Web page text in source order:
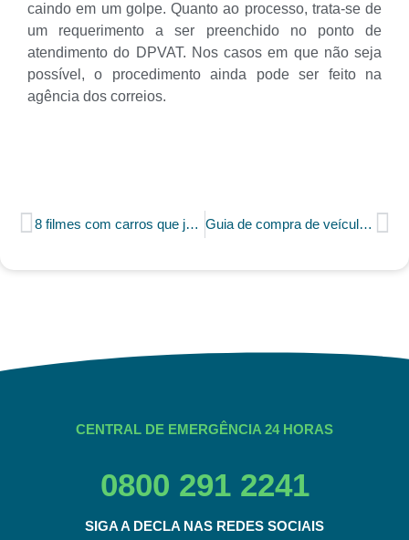
caindo em um golpe. Quanto ao processo, trata-se de
um requerimento a ser preenchido no ponto de
atendimento do DPVAT. Nos casos em que não seja
possível, o procedimento ainda pode ser feito na
agência dos correios.
8 filmes com carros que já foram indicados ou ganharam o Oscar Guia de compra de veículos usados
CENTRAL DE EMERGÊNCIA 24 HORAS
0800 291 2241
SIGA A DECLA NAS REDES SOCIAIS